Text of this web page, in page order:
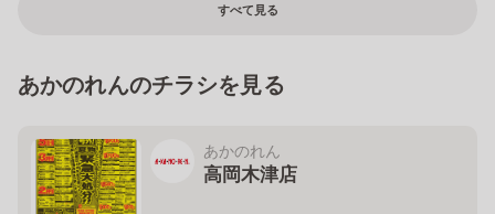
すべて見る
あかのれんのチラシを見る
あかのれん
高岡木津店